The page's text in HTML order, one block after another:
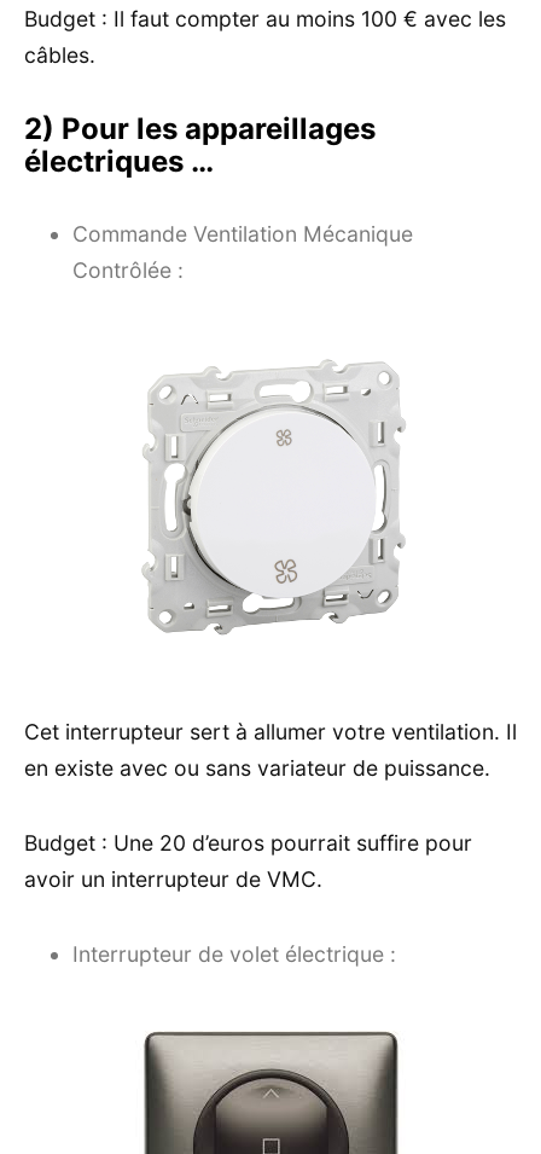
Budget : Il faut compter au moins 100 € avec les
câbles.
2) Pour les appareillages
électriques …
Commande Ventilation Mécanique
Contrôlée :
Cet interrupteur sert à allumer votre ventilation. Il
en existe avec ou sans variateur de puissance.
Budget : Une 20 d’euros pourrait suffire pour
avoir un interrupteur de VMC.
Interrupteur de volet électrique :